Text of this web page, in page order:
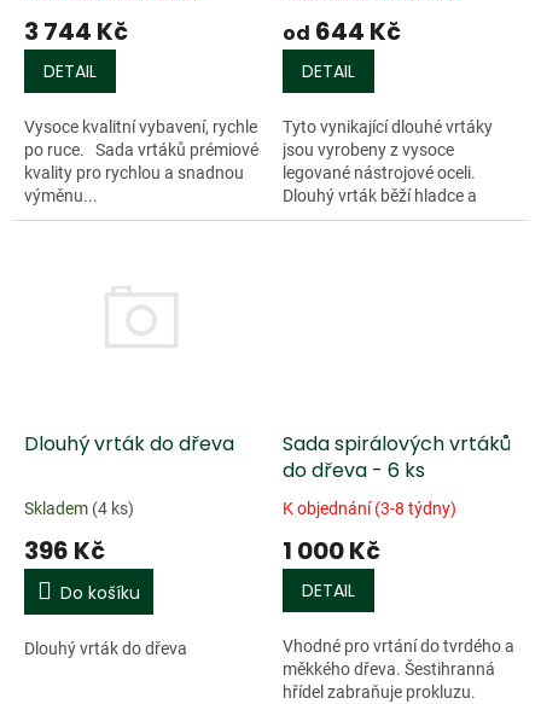
3 744 Kč
DETAIL
Vysoce kvalitní vybavení, rychle
po ruce. Sada vrtáků prémiové
kvality pro rychlou a snadnou
výměnu...
od 644 Kč
DETAIL
Tyto vynikající dlouhé vrtáky
jsou vyrobeny z vysoce
legované nástrojové oceli.
Dlouhý vrták běží hladce a
odolává ohybu. Pro přesné
Dlouhý vrták do dřeva
Skladem (4 ks)
396 Kč
Do košíku
Dlouhý vrták do dřeva
Sada spirálových vrtáků
do dřeva - 6 ks
K objednání (3-8 týdny)
1 000 Kč
DETAIL
Vhodné pro vrtání do tvrdého a
měkkého dřeva. Šestihranná
hřídel zabraňuje prokluzu.